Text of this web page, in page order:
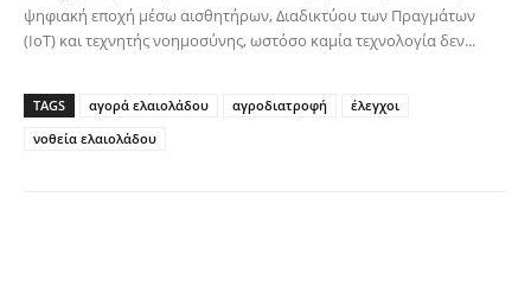
ψηφιακή εποχή μέσω αισθητήρων, Διαδικτύου των Πραγμάτων
(IoT) και τεχνητής νοημοσύνης, ωστόσο καμία τεχνολογία δεν...
TAGS αγορά ελαιολάδου αγροδιατροφή
έλεγχοι
νοθεία ελαιολάδου